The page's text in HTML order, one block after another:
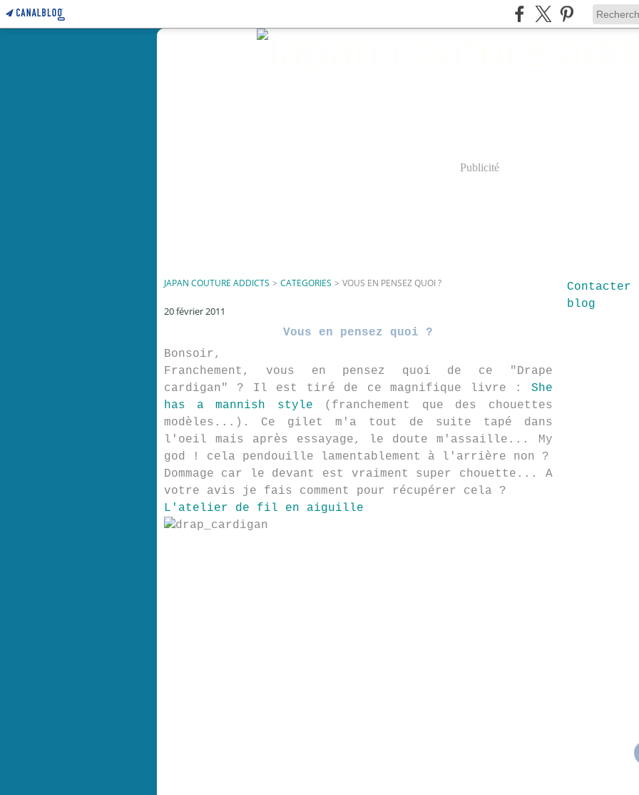
Publicité
JAPAN COUTURE ADDICTS > CATEGORIES > VOUS EN PENSEZ QUOI ?
20 février 2011
Vous en pensez quoi ?
Bonsoir,
Franchement, vous en pensez quoi de ce "Drape
cardigan" ? Il est tiré de ce magnifique livre : She
has a mannish style (franchement que des chouettes
modèles...). Ce gilet m'a tout de suite tapé dans
l'oeil mais après essayage, le doute m'assaille... My
god ! cela pendouille lamentablement à l'arrière non ?
Dommage car le devant est vraiment super chouette... A
votre avis je fais comment pour récupérer cela ?
L'atelier de fil en aiguille
blog